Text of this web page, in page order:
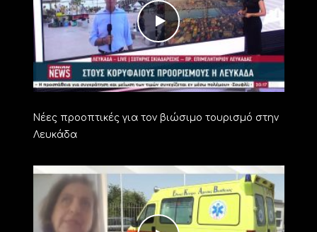
Νέες προοπτικές για τον βιώσιμο τουρισμό στην
Λευκάδα